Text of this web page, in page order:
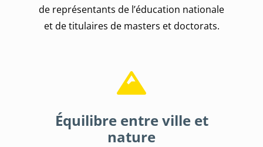
de représentants de l’éducation nationale
et de titulaires de masters et doctorats.
Équilibre entre ville et
nature